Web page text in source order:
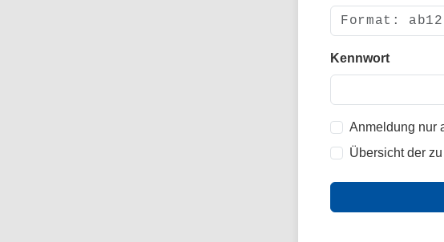
Kennwort
Anmeldung nur
Übersicht der